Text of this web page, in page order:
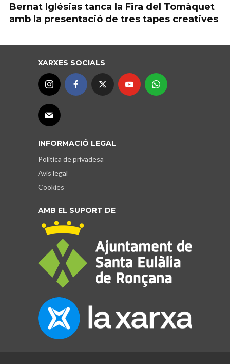
Bernat Iglésias tanca la Fira del Tomàquet
amb la presentació de tres tapes creatives
XARXES SOCIALS
INFORMACIÓ LEGAL
Política de privadesa
Avís legal
Cookies
AMB EL SUPORT DE